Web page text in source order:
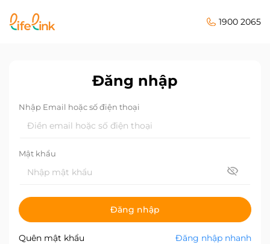
1900 2065
Đăng nhập
Nhập Email hoặc số điện thoại
Mật khẩu
Đăng nhập
Quên mật khẩu Đăng nhập nhanh